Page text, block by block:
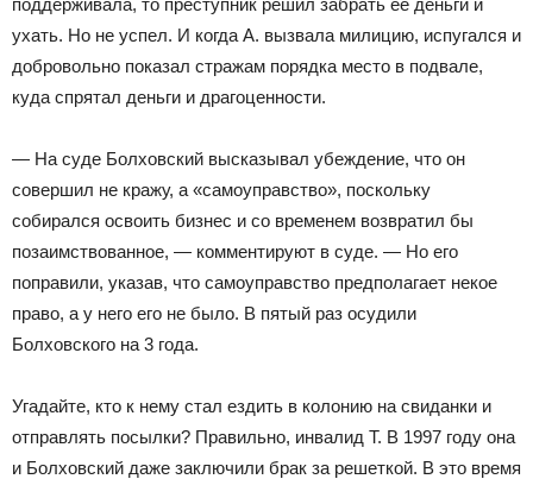
поддерживала, то преступник решил забрать ее деньги и
ухать. Но не успел. И когда А. вызвала милицию, испугался и
добровольно показал стражам порядка место в подвале,
куда спрятал деньги и драгоценности.
— На суде Болховский высказывал убеждение, что он
совершил не кражу, а «самоуправство», поскольку
собирался освоить бизнес и со временем возвратил бы
позаимствованное, — комментируют в суде. — Но его
поправили, указав, что самоуправство предполагает некое
право, а у него его не было. В пятый раз осудили
Болховского на 3 года.
Угадайте, кто к нему стал ездить в колонию на свиданки и
отправлять посылки? Правильно, инвалид Т. В 1997 году она
и Болховский даже заключили брак за решеткой. В это время